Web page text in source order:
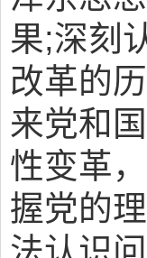
果;深刻
改革的
来党和
性变革
握党的